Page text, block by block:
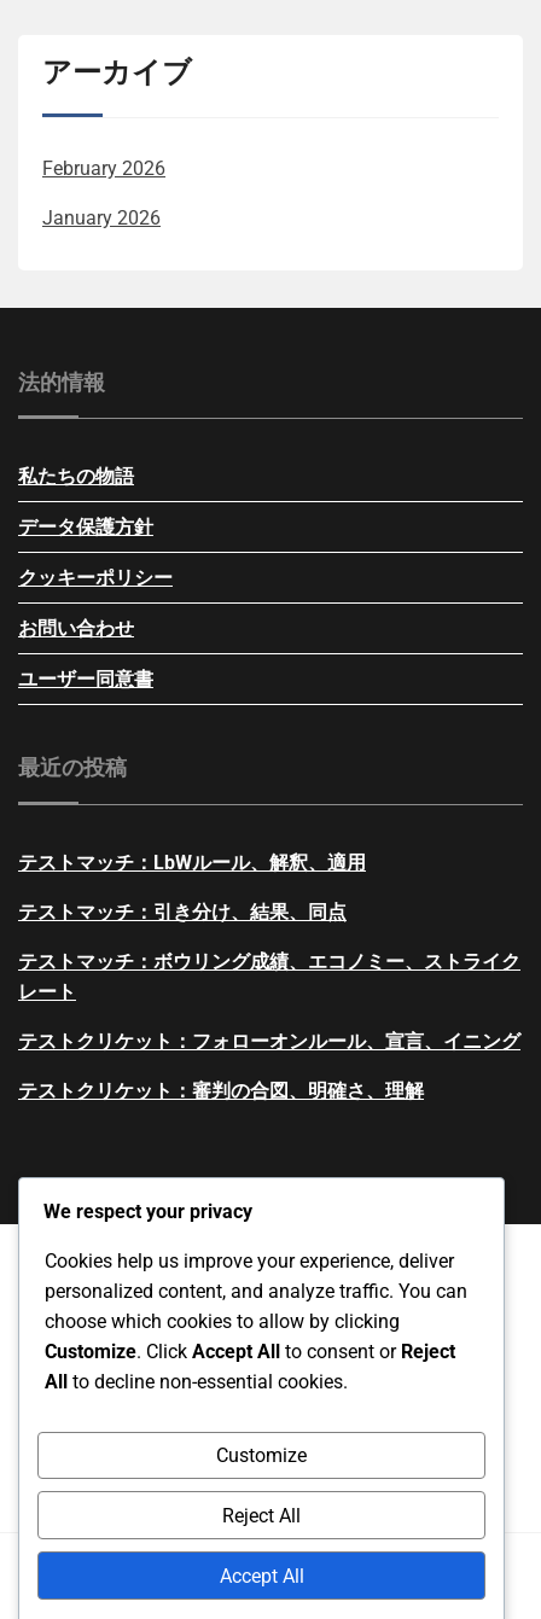
アーカイブ
February 2026
January 2026
法的情報
私たちの物語
データ保護方針
クッキーポリシー
お問い合わせ
ユーザー同意書
最近の投稿
テストマッチ：LbWルール、解釈、適用
テストマッチ：引き分け、結果、同点
テストマッチ：ボウリング成績、エコノミー、ストライク
レート
テストクリケット：フォローオンルール、宣言、イニング
テストクリケット：審判の合図、明確さ、理解
私たちの物語 データ保護方針
クッキーポリシー お問い合わせ
2025. All rights reserved.
We respect your privacy
Cookies help us improve your experience, deliver
personalized content, and analyze traffic. You can
choose which cookies to allow by clicking
Customize. Click Accept All to consent or Reject
All to decline non-essential cookies.
Customize
Reject All
Accept All